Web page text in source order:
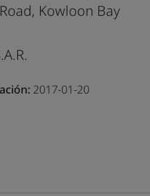
Kowloon Bay
2017-01-20